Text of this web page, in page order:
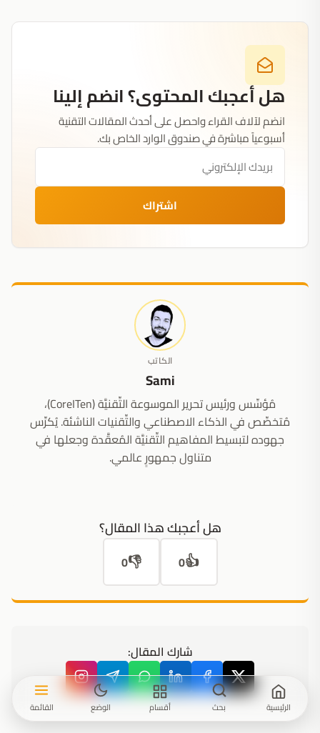
هل أعجبك المحتوى؟ انضم إلينا
انضم لآلاف القراء واحصل على أحدث المقالات التقنية
أسبوعياً مباشرة في صندوق الوارد الخاص بك.
اشتراك
الكاتب
Sami
مُؤسِّس ورئيس تحرير الموسوعة التِّقنيَّة (CoreITen)،
مُتخصِّص في الذكاء الاصطناعي والتِّقنيات الناشئة. يُكرِّس
جهوده لتبسيط المفاهيم التِّقنيَّة المُعقَّدة وجعلها في
متناول جمهورٍ عالمي.
هل أعجبك هذا المقال؟
👍
0
👎
0
شارك المقال:
الرئيسية بحث أقسام الوضع القائمة